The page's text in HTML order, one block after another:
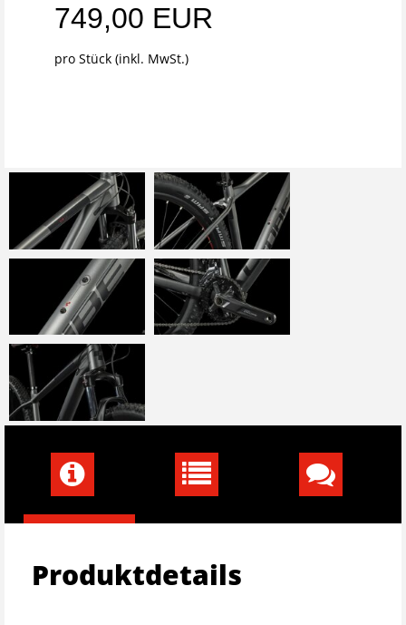
749,00 EUR
pro Stück (inkl. MwSt.)
Produktdetails